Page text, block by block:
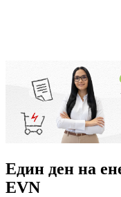
Един ден на
EVN